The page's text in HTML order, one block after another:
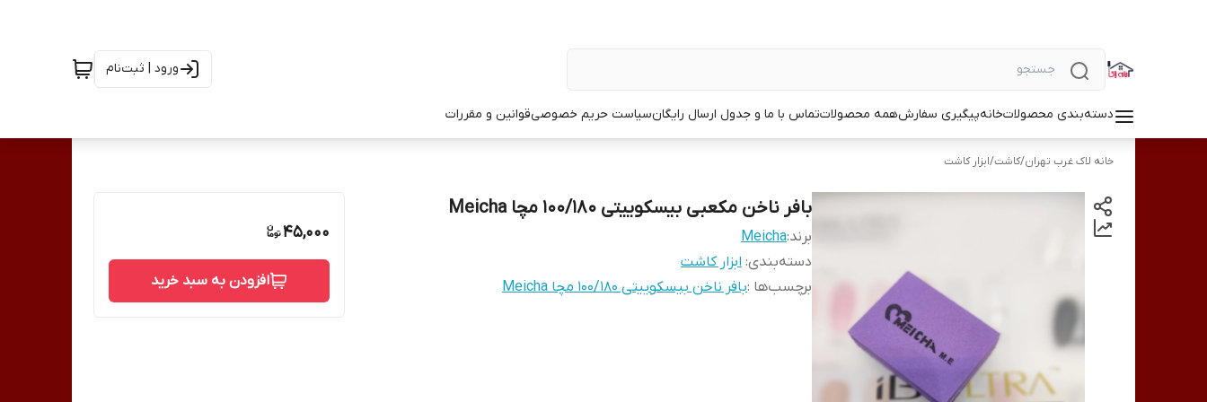
ورود | ثبت‌نام
دسته‌بندی محصولاتخانهپیگیری سفارشهمه محصولاتتماس با ما و جدول ارسال رایگانسیاست حریم خصوصیقوانین و مقررات
خانه لاک غرب تهران/کاشت/ابزار کاشت
بافر ناخن مکعبی بیسکوییتی 100/180 مچا Meicha
برند:Meicha
دسته‌بندی: ابزار کاشت
برچسب‌ها :بافر ناخن بیسکوییتی 100/180 مچا Meicha
45,000
افزودن به سبد خرید